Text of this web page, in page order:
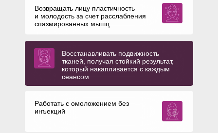
Работать с омоложением без
инъекций
Восстанавливать подвижность
тканей, получая стойкий результат,
который накапливается с каждым
сеансом
Возвращать лицу пластичность
и молодость за счет расслабления
спазмированных мышц